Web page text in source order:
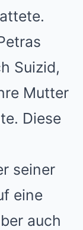
Suizid,
Mutter
Diese
seiner
eine
auch